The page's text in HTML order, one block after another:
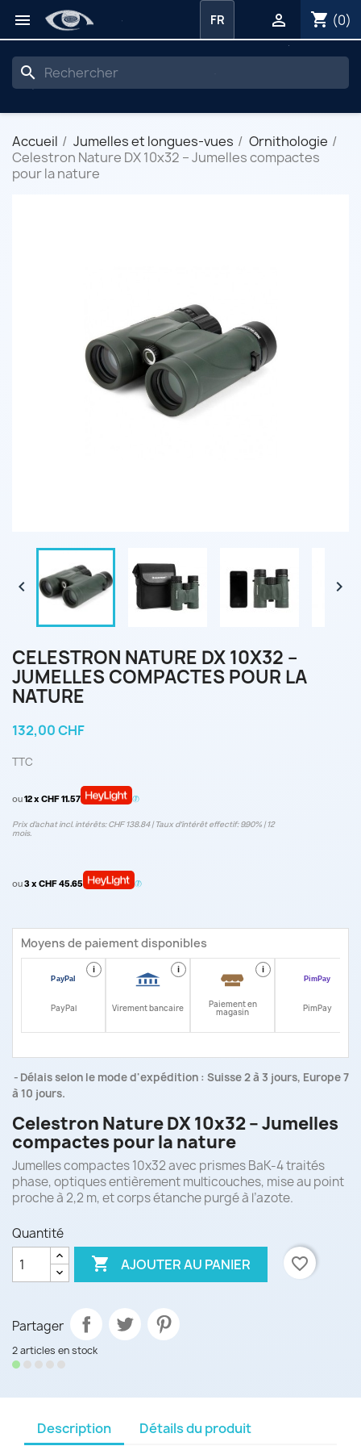
 shopping_cart (0)

FR
search
Accueil Jumelles et longues-vues
Ornithologie
Celestron Nature DX 10x32 – Jumelles compactes
pour la nature
 
CELESTRON NATURE DX 10X32 –
JUMELLES COMPACTES POUR LA
NATURE
132,00 CHF
TTC
ou12 x CHF 11.57
Prix d’achat incl. intérêts: CHF 138.84 | Taux d‘intérêt effectif: 9.90% | 12
mois.
ou3 x CHF 45.65
Moyens de paiement disponibles
i
PayPal
i
Virement bancaire
i
Paiement en
magasin PimPay
Délais selon le mode d'expédition : Suisse 2 à 3 jours, Europe 7
à 10 jours.
Celestron Nature DX 10x32 – Jumelles
compactes pour la nature
Jumelles compactes 10x32 avec prismes BaK-4 traités
phase, optiques entièrement multicouches, mise au point
proche à 2,2 m, et corps étanche purgé à l’azote.
Quantité
 AJOUTER AU PANIER favorite_border
Partager
2 articles en stock
Description Détails du produit